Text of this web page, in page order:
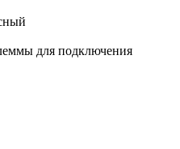
для подключения